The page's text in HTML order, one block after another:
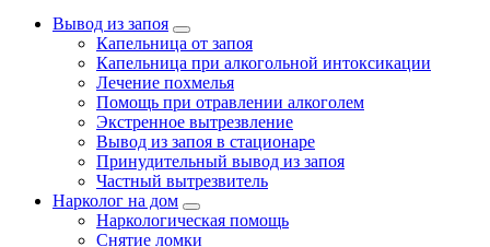
Вывод из запоя
Капельница от запоя
Капельница при алкогольной интоксикации
Лечение похмелья
Помощь при отравлении алкоголем
Экстренное вытрезвление
Вывод из запоя в стационаре
Принудительный вывод из запоя
Частный вытрезвитель
Нарколог на дом
Наркологическая помощь
Снятие ломки